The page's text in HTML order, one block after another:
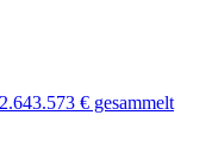
€ gesammelt